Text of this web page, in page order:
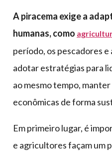
A piracema exige a
humanas, como
período, os pescadores
adotar estratégias para
ao mesmo tempo,
econômicas de forma
Em primeiro lugar, é
e agricultores façam um